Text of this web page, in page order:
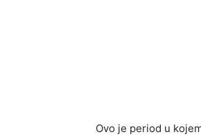
Ovo je period u